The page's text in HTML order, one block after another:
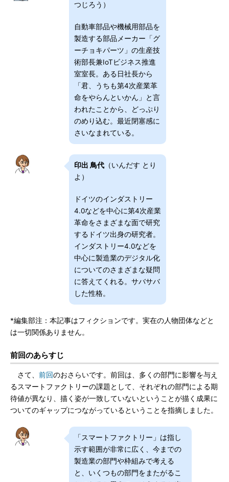
つじろう）
自動車部品や機械用部品を
製造する部品メーカー「グ
ーチョキパーツ」の生産技
術部長兼IoTビジネス推進
室室長。ある日社長から
「君、うちも第4次産業革
命をやらんといかん」と言
われたことから、どっぷり
のめり込む。最近閉塞感に
さいなまれている。
印出 鳥代 （いんだす とり
よ）
ドイツのインダストリー
4.0などを中心に第4次産業
革命をさまざまな面で研究
するドイツ出身の研究者。
インダストリー4.0などを
中心に製造業のデジタル化
についてのさまざまな疑問
に答えてくれる。サバサバ
した性格。
*編集部注：本記事はフィクションです。実在の人物団体などと
は一切関係ありません。
前回のあらすじ
さて、 前回のおさらいです。前回は、多くの部門に影響を与え
るスマートファクトリーの課題として、それぞれの部門による期
待値が異なり、描く姿が一致していないということが描く成果に
ついてのギャップにつながっているということを指摘しました。
「スマートファクトリー」は指し
示す範囲が非常に広く、今までの
製造業の部門や枠組みで考える
と、いくつもの部門をまたがるこ